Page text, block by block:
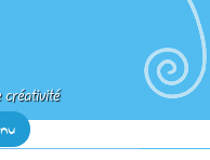
Aller
contenu